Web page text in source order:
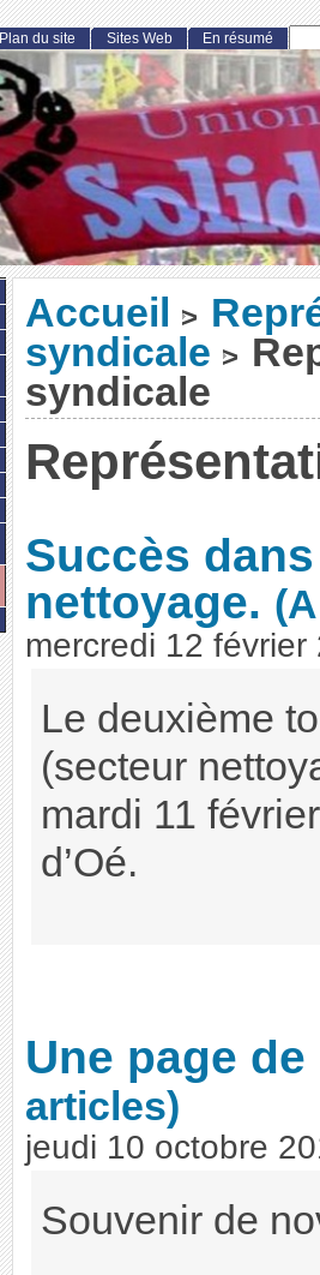
Accueil >
syndicale >
syndicale
Succès
nettoyage.
mercredi 12 février
Le deuxième
(secteur
mardi 11
d’Oé.
Une page
articles)
jeudi 10 octobre
Souvenir de
Plan du site Sites Web En résumé